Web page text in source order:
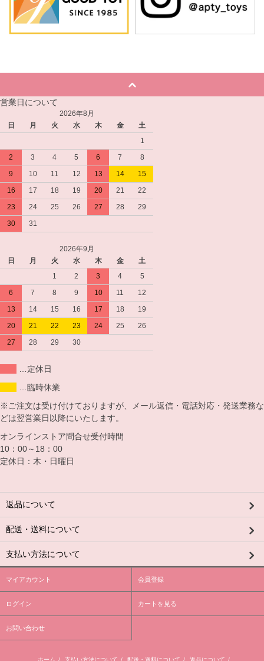
営業日について
2026年8月
日
月 火 水 木 金
土
1
2
3 4 5 6 7
8
9
10 11 12 13 14
15
16
17 18 19 20 21
22
23
24 25 26 27 28
29
30
31
2026年9月
日
月 火 水 木 金
土
1
2 3 4
5
6
7 8 9 10 11
12
13
14 15 16 17 18
19
20
21 22 23 24 25
26
27
28 29 30
…定休日
…臨時休業
※ご注文は受け付けておりますが、メール返信・電話対応・発送業務な
どは翌営業日以降にいたします。
オンラインストア問合せ受付時間
10：00～18：00
定休日：木・日曜日
返品について
配送・送料について
支払い方法について
マイアカウント 会員登録
ログイン カートを見る
お問い合わせ